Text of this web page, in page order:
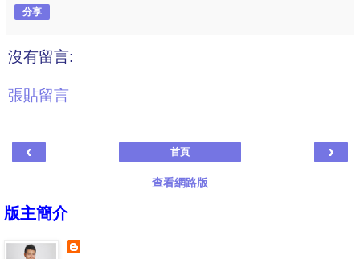
分享
沒有留言:
張貼留言
‹ ›
首頁
查看網路版
版主簡介